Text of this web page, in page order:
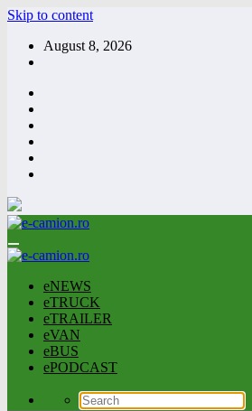
Skip to content
August 8, 2026
eNEWS
eTRUCK
eTRAILER
eVAN
eBUS
ePODCAST